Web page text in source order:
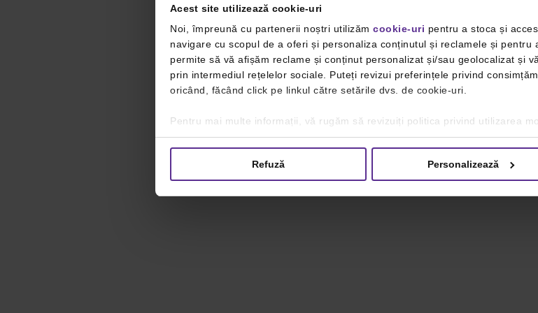
Acest site utilizează cookie-uri
Noi, împreună cu partenerii noștri utilizăm cookie-uri pentru a stoca și
navigare cu scopul de a oferi și personaliza conținutul și reclamele și
permite să vă afișăm reclame și conținut personalizat și/sau geolocalizat și
prin intermediul rețelelor sociale. Puteți revizui preferințele privind
oricând, făcând click pe linkul către setările dvs. de cookie-uri.
Pentru mai multe informații, vă rugăm să revizuiți politica privind utilizarea
Refuză Personalizează